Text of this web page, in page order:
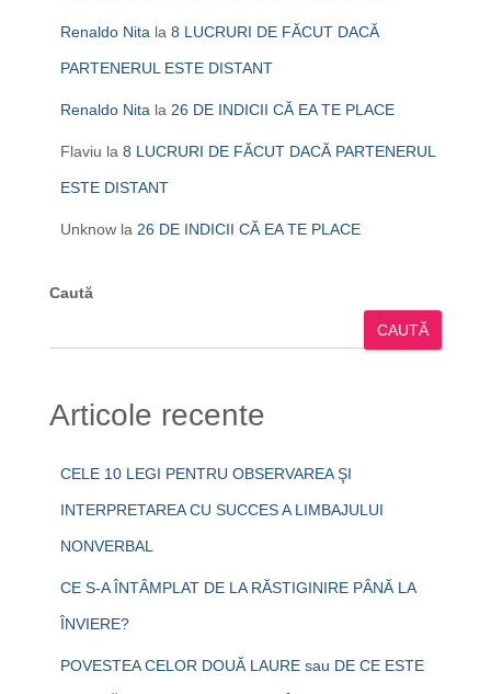
Renaldo Nita la 8 LUCRURI DE FĂCUT DACĂ
PARTENERUL ESTE DISTANT
Renaldo Nita la 26 DE INDICII CĂ EA TE PLACE
Flaviu la 8 LUCRURI DE FĂCUT DACĂ PARTENERUL
ESTE DISTANT
Unknow la 26 DE INDICII CĂ EA TE PLACE
Caută
CAUTĂ
Articole recente
CELE 10 LEGI PENTRU OBSERVAREA ŞI
INTERPRETAREA CU SUCCES A LIMBAJULUI
NONVERBAL
CE S-A ÎNTÂMPLAT DE LA RĂSTIGINIRE PÂNĂ LA
ÎNVIERE?
POVESTEA CELOR DOUĂ LAURE sau DE CE ESTE